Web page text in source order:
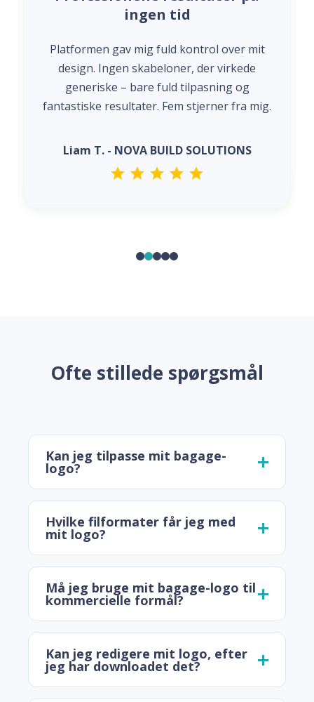
ingen tid
Platformen gav mig fuld kontrol over mit
design. Ingen skabeloner, der virkede
generiske – bare fuld tilpasning og
fantastiske resultater. Fem stjerner fra mig.
Liam T. - NOVA BUILD SOLUTIONS
Ofte stillede spørgsmål
Kan jeg tilpasse mit bagage-
logo?
Hvilke filformater får jeg med
mit logo?
Må jeg bruge mit bagage-logo til
kommercielle formål?
Kan jeg redigere mit logo, efter
jeg har downloadet det?